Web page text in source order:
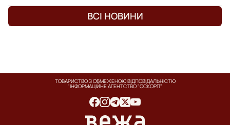
ВСІ НОВИНИ
ТОВАРИСТВО З ОБМЕЖЕНОЮ ВІДПОВІДАЛЬНІСТЮ
"ІНФОРМАЦІЙНЕ АГЕНТСТВО "ОСКОРП"